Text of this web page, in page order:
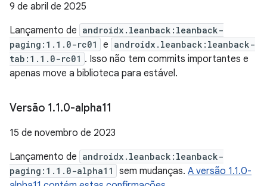
9 de abril de 2025
Lançamento de androidx.leanback:leanback-
paging:1.1.0-rc01
e androidx.leanback:leanback-
tab:1.1.0-rc01 . Isso não tem commits importantes e
apenas move a biblioteca para estável.
Versão 1.1.0-alpha11
15 de novembro de 2023
Lançamento de androidx.leanback:leanback-
paging:1.1.0-alpha11
sem mudanças. A versão 1.1.0-